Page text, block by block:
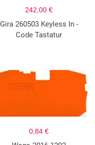
242,00 €
Gira 260503 Keyless In -
Code Tastatur
0,84 €